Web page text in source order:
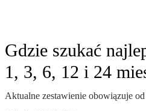
Gdzie szukać
1, 3, 6, 12 i 24
Aktualne zestawienie obowiązuje